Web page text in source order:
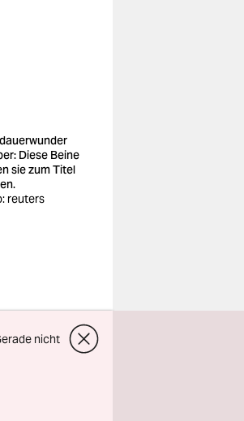
Diese Beine
sie zum Titel
reuters
nicht